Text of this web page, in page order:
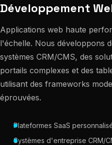
Développement
Applications web haute
l'échelle. Nous développons
systèmes CRM/CMS, des
portails complexes et des
utilisant des frameworks
éprouvées.
Plateformes SaaS
Systèmes d'entreprise CRM/